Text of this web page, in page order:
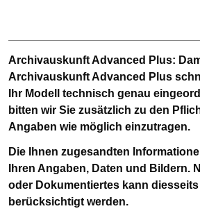
Archivauskunft Advanced Plus:
Archivauskunft Advanced Plus
Ihr Modell technisch genau
bitten wir Sie zusätzlich zu den
Angaben wie möglich einzutragen.
Die Ihnen zugesandten
Ihren Angaben, Daten und Bildern.
oder Dokumentiertes kann
berücksichtigt werden.